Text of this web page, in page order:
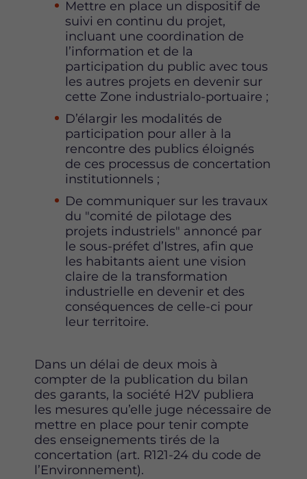
Mettre en place un dispositif de
suivi en continu du projet,
incluant une coordination de
l’information et de la
participation du public avec tous
les autres projets en devenir sur
cette Zone industrialo-portuaire ;
D’élargir les modalités de
participation pour aller à la
rencontre des publics éloignés
de ces processus de concertation
institutionnels ;
De communiquer sur les travaux
du "comité de pilotage des
projets industriels" annoncé par
le sous-préfet d’Istres, afin que
les habitants aient une vision
claire de la transformation
industrielle en devenir et des
conséquences de celle-ci pour
leur territoire.
Dans un délai de deux mois à
compter de la publication du bilan
des garants, la société H2V publiera
les mesures qu’elle juge nécessaire de
mettre en place pour tenir compte
des enseignements tirés de la
concertation (art. R121-24 du code de
l’Environnement).